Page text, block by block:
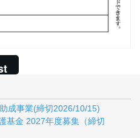
成事業(締切2026/10/15)
基金 2027年度募集（締切